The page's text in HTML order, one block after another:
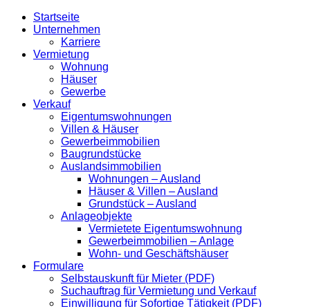
Startseite
Unternehmen
Karriere
Vermietung
Wohnung
Häuser
Gewerbe
Verkauf
Eigentumswohnungen
Villen & Häuser
Gewerbeimmobilien
Baugrundstücke
Auslandsimmobilien
Wohnungen – Ausland
Häuser & Villen – Ausland
Grundstück – Ausland
Anlageobjekte
Vermietete Eigentumswohnung
Gewerbeimmobilien – Anlage
Wohn- und Geschäftshäuser
Formulare
Selbstauskunft für Mieter (PDF)
Suchauftrag für Vermietung und Verkauf
Einwilligung für Sofortige Tätigkeit (PDF)